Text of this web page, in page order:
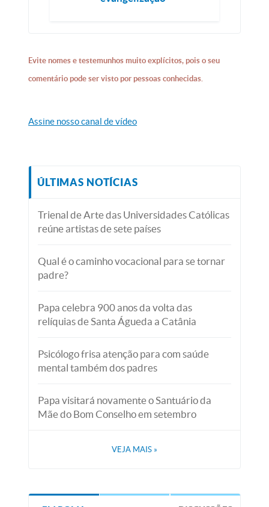
Evite nomes e testemunhos muito explícitos, pois o seu
comentário pode ser visto por pessoas conhecidas.
Assine nosso canal de vídeo
ÚLTIMAS NOTÍCIAS
Trienal de Arte das Universidades Católicas
reúne artistas de sete países
Qual é o caminho vocacional para se tornar
padre?
Papa celebra 900 anos da volta das
relíquias de Santa Águeda a Catânia
Psicólogo frisa atenção para com saúde
mental também dos padres
Papa visitará novamente o Santuário da
Mãe do Bom Conselho em setembro
VEJA MAIS »